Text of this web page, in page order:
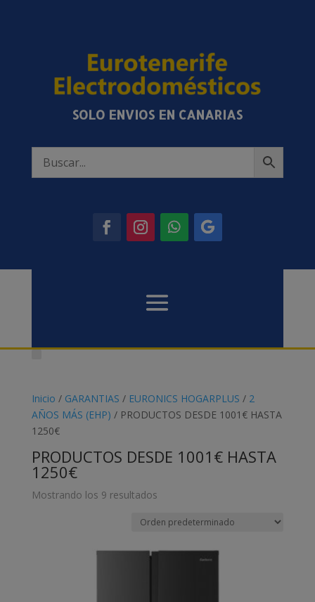
SOLO ENVIOS EN CANARIAS
Inicio / GARANTIAS / EURONICS HOGARPLUS / 2
AÑOS MÁS (EHP) / PRODUCTOS DESDE 1001€ HASTA
1250€
PRODUCTOS DESDE 1001€ HASTA
1250€
Mostrando los 9 resultados